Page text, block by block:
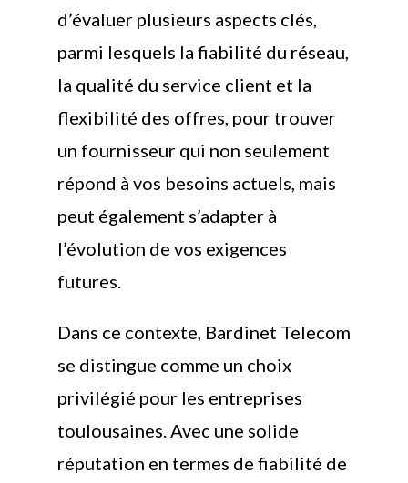
d’évaluer plusieurs aspects clés,
parmi lesquels la fiabilité du réseau,
la qualité du service client et la
flexibilité des offres, pour trouver
un fournisseur qui non seulement
répond à vos besoins actuels, mais
peut également s’adapter à
l’évolution de vos exigences
futures.
Dans ce contexte, Bardinet Telecom
se distingue comme un choix
privilégié pour les entreprises
toulousaines. Avec une solide
réputation en termes de fiabilité de